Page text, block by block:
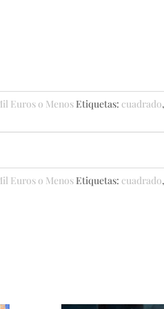
Euros o Menos Etiquetas: cuadrado,
Euros o Menos Etiquetas: cuadrado,